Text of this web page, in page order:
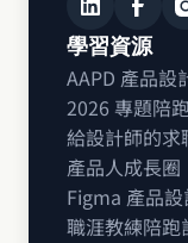
學習資源
AAPD 產品設
2026 專題陪
給設計師的求
產品人成長
Figma 產品
職涯教練陪跑